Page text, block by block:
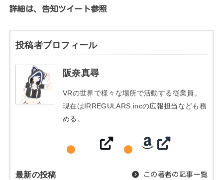
詳細は、告知ツイート参照
投稿者プロフィール
阪奈真尋
VRの世界で様々な場所で活動する従業員。
現在はIRREGULARS.incの広報担当なども務
める。
最新の投稿 この著者の記事一覧